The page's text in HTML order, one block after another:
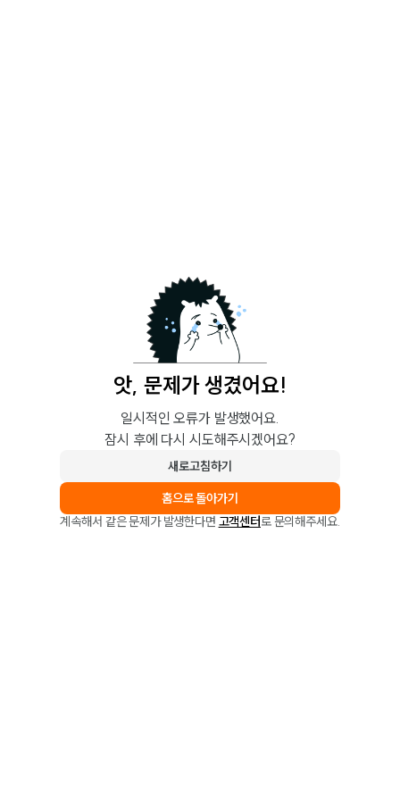
앗, 문제가 생겼어요!
일시적인 오류가 발생했어요.
잠시 후에 다시 시도해주시겠어요?
새로고침하기
홈으로 돌아가기
계속해서 같은 문제가 발생한다면 고객센터로 문의해주세요.